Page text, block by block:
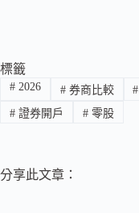
標籤
#2026 #券商比較 #
#證券開戶 #零股
分享此文章：